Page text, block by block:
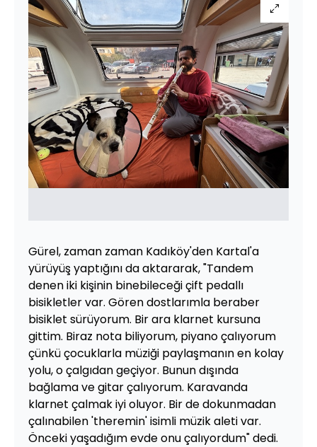
Gürel, zaman zaman Kadıköy'den Kartal'a
yürüyüş yaptığını da aktararak, "Tandem
denen iki kişinin binebileceği çift pedallı
bisikletler var. Gören dostlarımla beraber
bisiklet sürüyorum. Bir ara klarnet kursuna
gittim. Biraz nota biliyorum, piyano çalıyorum
çünkü çocuklarla müziği paylaşmanın en kolay
yolu, o çalgıdan geçiyor. Bunun dışında
bağlama ve gitar çalıyorum. Karavanda
klarnet çalmak iyi oluyor. Bir de dokunmadan
çalınabilen 'theremin' isimli müzik aleti var.
Önceki yaşadığım evde onu çalıyordum" dedi.